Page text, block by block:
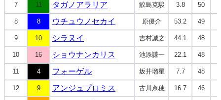
7 11 タガノアラリア 鮫島克駿 3.8 50
8 8 ウチュウノセカイ 原優介 53.2 49
9 10 シラヌイ 吉村誠之 44.1 48
10 16 ショウナンカリス 池添謙一 22.1 48
11 4 フォーゲル 坂井瑠星 7.7 48
12 9 アンジュプロミス 古川奈穂 16.7 46